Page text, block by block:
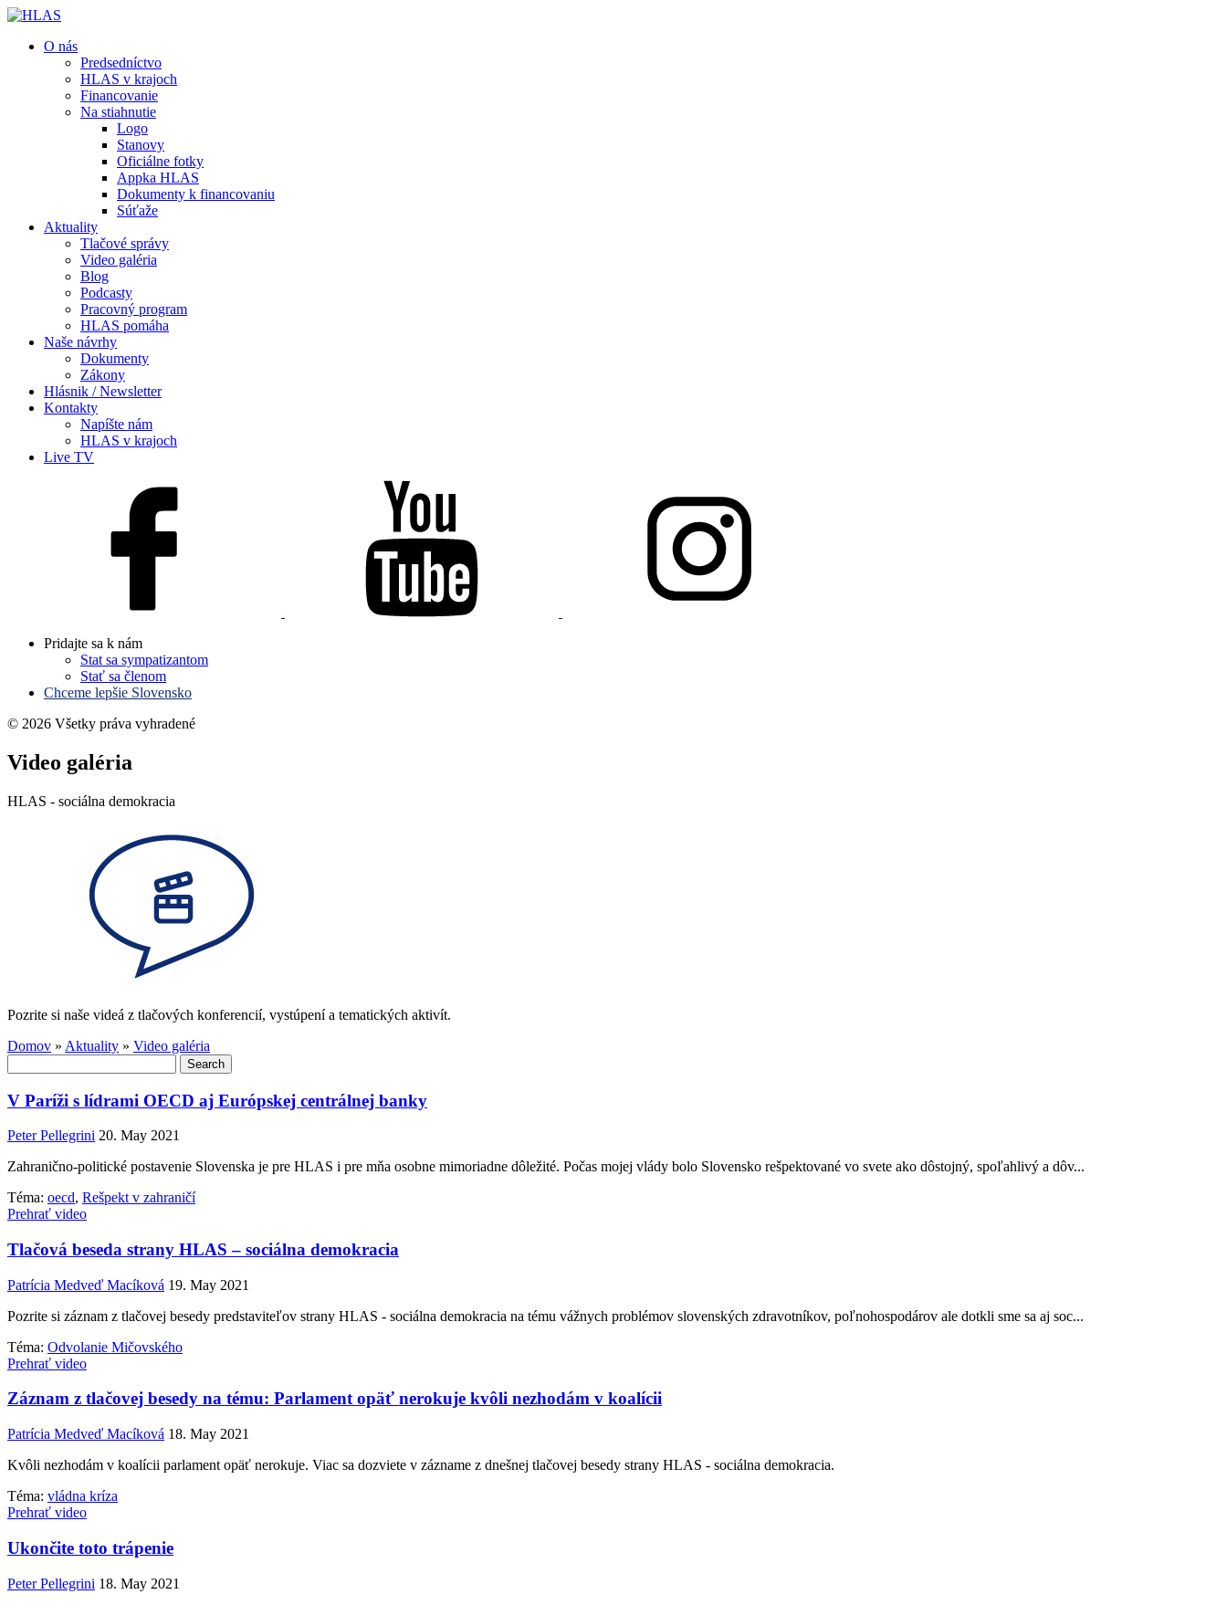
O nás
Predsedníctvo
HLAS v krajoch
Financovanie
Na stiahnutie
Logo
Stanovy
Oficiálne fotky
Appka HLAS
Dokumenty k financovaniu
Súťaže
Aktuality
Tlačové správy
Video galéria
Blog
Podcasty
Pracovný program
HLAS pomáha
Naše návrhy
Dokumenty
Zákony
Hlásnik / Newsletter
Kontakty
Napíšte nám
HLAS v krajoch
Live TV
Pridajte sa k nám
Stat sa sympatizantom
Stať sa členom
Chceme lepšie Slovensko
© 2026 Všetky práva vyhradené
Video galéria
HLAS - sociálna demokracia
Pozrite si naše videá z tlačových konferencií, vystúpení a tematických aktivít.
Domov » Aktuality » Video galéria
for:
V Paríži s lídrami OECD aj Európskej centrálnej banky
Peter Pellegrini 20. May 2021
Zahranično-politické postavenie Slovenska je pre HLAS i pre mňa osobne mimoriadne dôležité. Počas mojej vlády bolo Slovensko rešpektované vo svete ako dôstojný, spoľahlivý a dôv...
Téma: oecd, Rešpekt v zahraničí
Prehrať video
Tlačová beseda strany HLAS – sociálna demokracia
Patrícia Medveď Macíková 19. May 2021
Pozrite si záznam z tlačovej besedy predstaviteľov strany HLAS - sociálna demokracia na tému vážnych problémov slovenských zdravotníkov, poľnohospodárov ale dotkli sme sa aj soc...
Téma: Odvolanie Mičovského
Prehrať video
Záznam z tlačovej besedy na tému: Parlament opäť nerokuje kvôli nezhodám v koalícii
Patrícia Medveď Macíková 18. May 2021
Kvôli nezhodám v koalícii parlament opäť nerokuje. Viac sa dozviete v zázname z dnešnej tlačovej besedy strany HLAS - sociálna demokracia.
Téma: vládna kríza
Prehrať video
Ukončite toto trápenie
Peter Pellegrini 18. May 2021